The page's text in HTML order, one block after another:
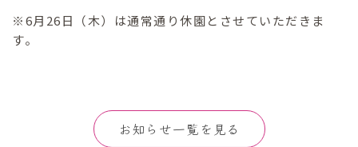
※6月26日（木）は通常通り休園とさせていただきま
す。
お知らせ一覧を見る